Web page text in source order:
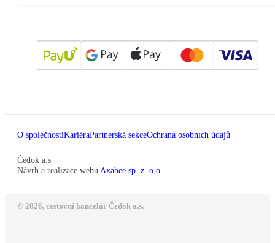
O společnostiKariéraPartnerská sekceOchrana osobních údajů
Čedok a.s
Návrh a realizace webu Axabee sp. z. o.o.
© 2026, cestovní kancelář Čedok a.s.